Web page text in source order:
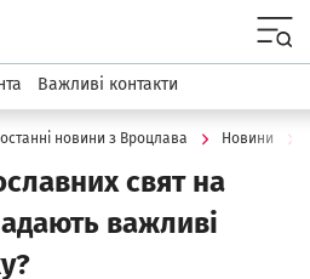
wroclaw.pl
Важливі контакти
новини з Вроцлава Новини
свят на
важливі